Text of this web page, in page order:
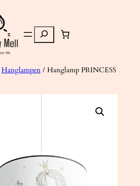
Zoeken
Hanglampen/ Hanglamp PRINCESS